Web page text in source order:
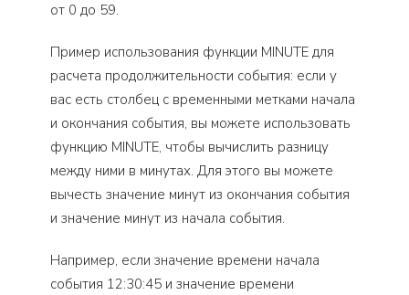
от 0 до 59.
Пример использования функции MINUTE для
расчета продолжительности события: если у
вас есть столбец с временными метками начала
и окончания события, вы можете использовать
функцию MINUTE, чтобы вычислить разницу
между ними в минутах. Для этого вы можете
вычесть значение минут из окончания события
и значение минут из начала события.
Например, если значение времени начала
события 12:30:45 и значение времени